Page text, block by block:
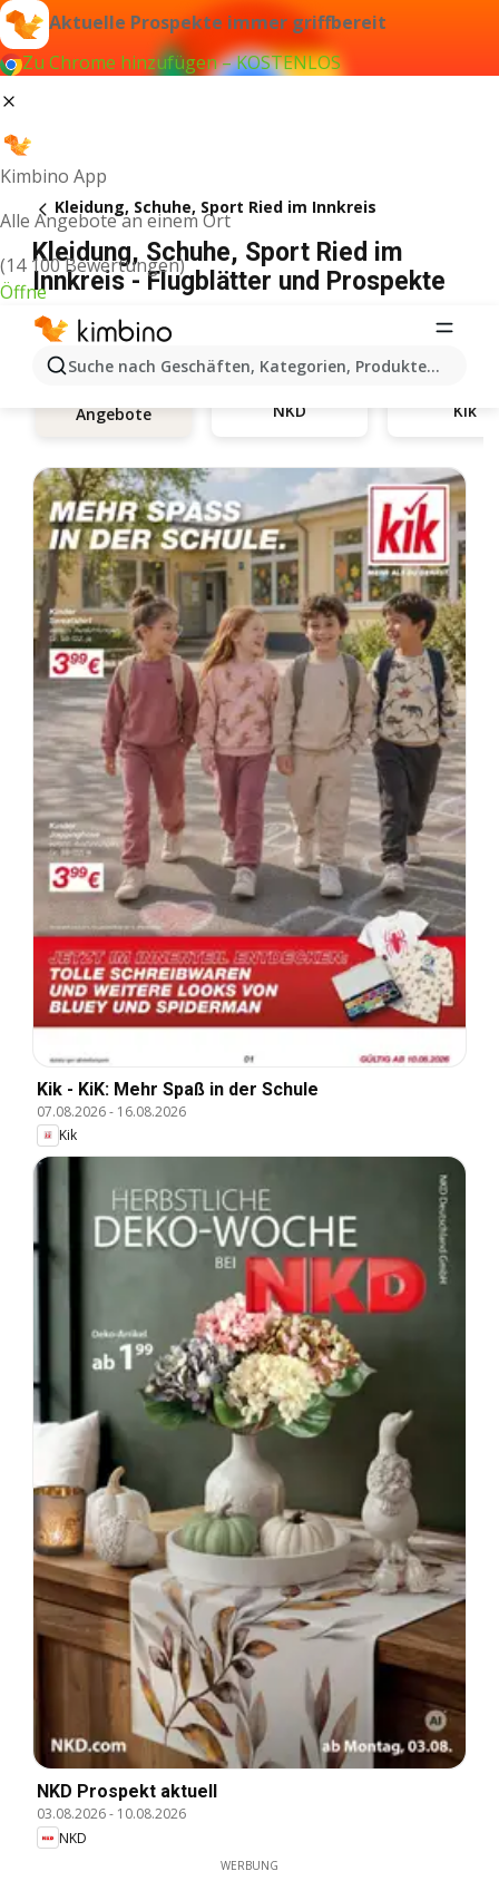
Aktuelle Prospekte immer griffbereit
Zu Chrome hinzufügen – KOSTENLOS
Kimbino App
Alle Angebote an einem Ort
(14 100 Bewertungen)
Öffne
Suche nach Geschäften, Kategorien, Produkten...
Kleidung, Schuhe, Sport Ried im Innkreis
Kleidung, Schuhe, Sport Ried im
Innkreis - Flugblätter und Prospekte
Angebote NKD Kik
Kik - KiK: Mehr Spaß in der Schule
07.08.2026- 16.08.2026
Kik
NKD Prospekt aktuell
03.08.2026- 10.08.2026
NKD
WERBUNG